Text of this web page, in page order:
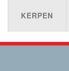
KERPEN